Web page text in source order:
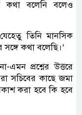
কথা বলেনি বলেও
তিনি মানসিক
সঙ্গে কথা বলেছি।’
এমন প্রশ্নের উত্তরে
সচিবের কাছে জমা
করা হবে কি হবে